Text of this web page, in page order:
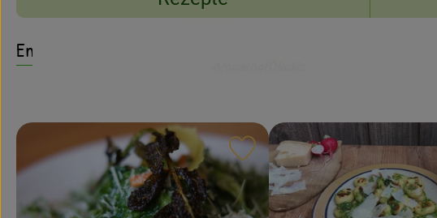
Entdecke passende Rezepte
Rezept zu Favouriten hinzufügen